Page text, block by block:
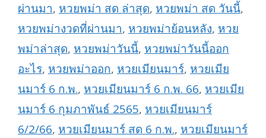
ผ่านมา, หวยพม่า สด ล่าสุด, หวยพม่า สด วันนี้,
หวยพม่างวดที่ผ่านมา, หวยพม่าย้อนหลัง, หวย
พม่าล่าสุด, หวยพม่าวันนี้, หวยพม่าวันนี้ออก
อะไร, หวยพม่าออก, หวยเมียนมาร์, หวยเมีย
นมาร์ 6 ก.พ., หวยเมียนมาร์ 6 ก.พ. 66, หวยเมีย
นมาร์ 6 กุมภาพันธ์ 2565, หวยเมียนมาร์
6/2/66, หวยเมียนมาร์ สด 6 ก.พ., หวยเมียนมาร์